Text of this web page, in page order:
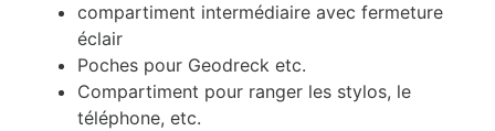
compartiment intermédiaire avec fermeture
éclair
Poches pour Geodreck etc.
Compartiment pour ranger les stylos, le
téléphone, etc.